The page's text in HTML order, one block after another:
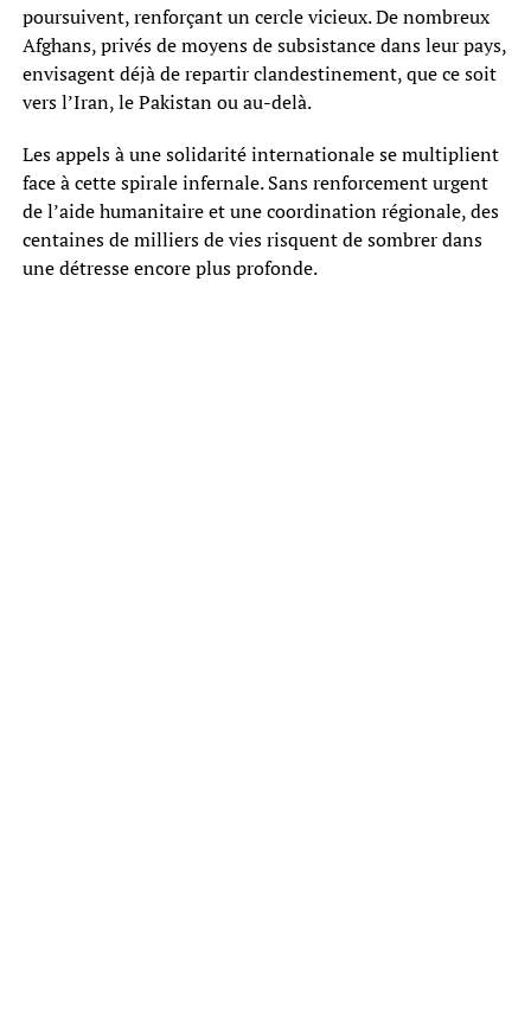
poursuivent, renforçant un cercle vicieux. De nombreux
Afghans, privés de moyens de subsistance dans leur pays,
envisagent déjà de repartir clandestinement, que ce soit
vers l’Iran, le Pakistan ou au-delà.
Les appels à une solidarité internationale se multiplient
face à cette spirale infernale. Sans renforcement urgent
de l’aide humanitaire et une coordination régionale, des
centaines de milliers de vies risquent de sombrer dans
une détresse encore plus profonde.